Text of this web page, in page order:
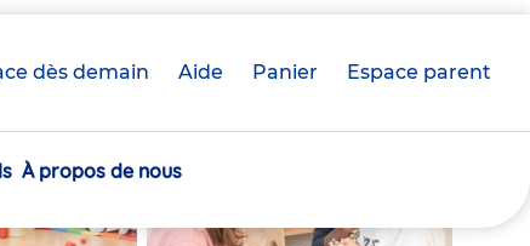
dès demain Aide Panier crèche(s)
Espace parent
À propos de nous